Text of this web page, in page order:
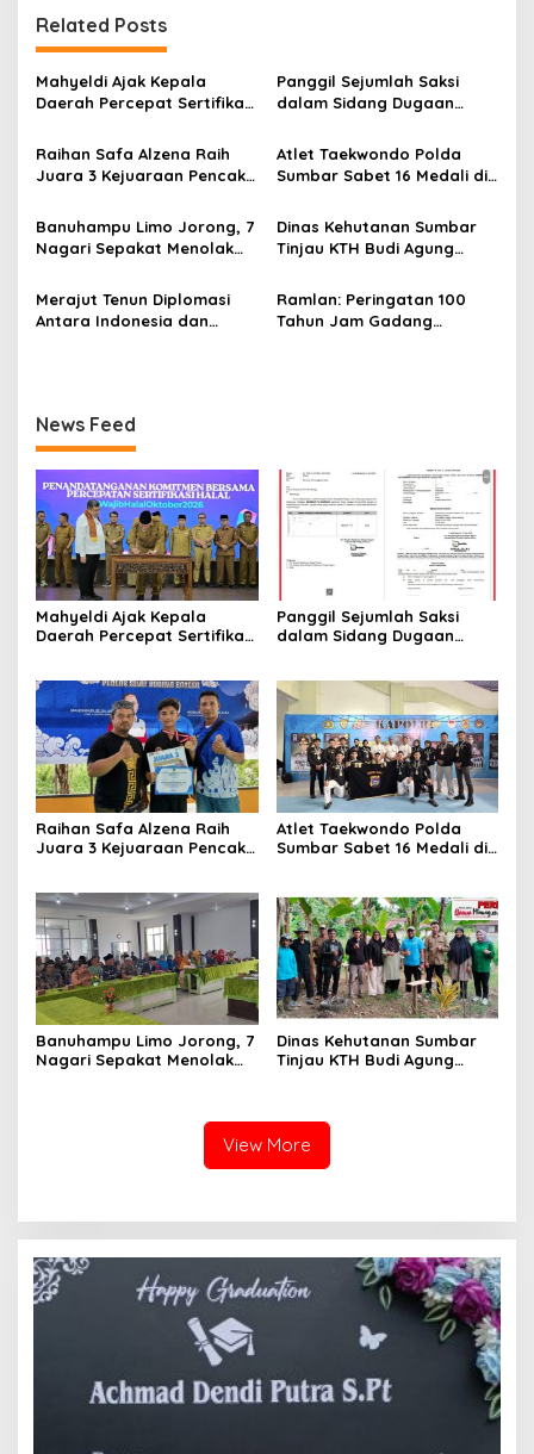
g
a
s
i
p
o
s
Related Posts
Mahyeldi Ajak Kepala
Daerah Percepat Sertifikasi
Pusat Ekosistem Halal
Nasional
Panggil Sejumlah Saksi
dalam Sidang Dugaan
Terdakwa Haji DS
Raihan Safa Alzena Raih
Juara 3 Kejuaraan Pencak
Sumatera Barat
Atlet Taekwondo Polda
Sumbar Sabet 16 Medali di
Banuhampu Limo Jorong, 7
Nagari Sepakat Menolak
Dinas Kehutanan Sumbar
Tinjau KTH Budi Agung
Menerima Bantuan
Merajut Tenun Diplomasi
Antara Indonesia dan
Ramlan: Peringatan 100
Tahun Jam Gadang
News Feed
Mahyeldi Ajak Kepala
Daerah Percepat Sertifikasi
Nasional
Panggil Sejumlah Saksi
dalam Sidang Dugaan
Raihan Safa Alzena Raih
Juara 3 Kejuaraan Pencak
Atlet Taekwondo Polda
Sumbar Sabet 16 Medali di
Banuhampu Limo Jorong, 7
Nagari Sepakat Menolak
Dinas Kehutanan Sumbar
Tinjau KTH Budi Agung
View More